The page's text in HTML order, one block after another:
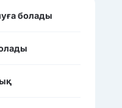
болады